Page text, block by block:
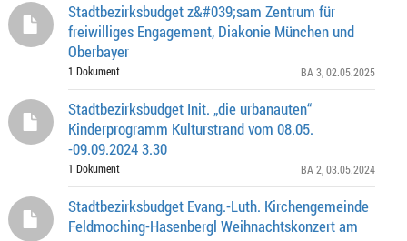
Stadtbezirksbudget z&#039;sam Zentrum für
freiwilliges Engagement, Diakonie München und
Oberbayer
1 Dokument BA 3 , 02.05.2025
Stadtbezirksbudget Init. „die urbanauten“
Kinderprogramm Kulturstrand vom 08.05.
-09.09.2024 3.30
1 Dokument BA 2 , 03.05.2024
Stadtbezirksbudget Evang.-Luth. Kirchengemeinde
Feldmoching-Hasenbergl Weihnachtskonzert am